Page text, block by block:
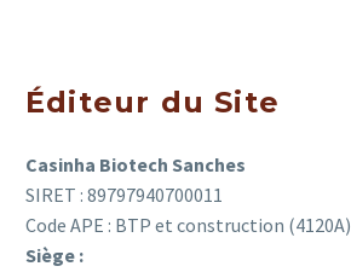
Éditeur du Site
Casinha Biotech Sanches
SIRET : 89797940700011
Code APE : BTP et construction (4120A)
Siège :